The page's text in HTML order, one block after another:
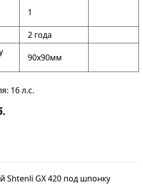
1
2 года
90х90мм
16 л.с.
Shtenli GX 420 под шпонку